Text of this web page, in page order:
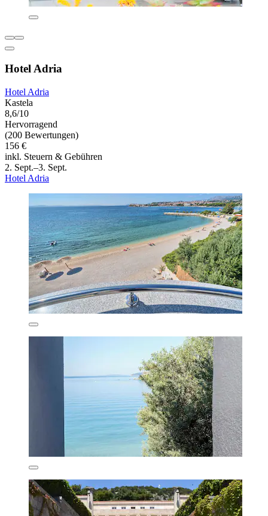
Hotel Adria
Hotel Adria
Kastela
8,6/10
Hervorragend
(200 Bewertungen)
156 €
inkl. Steuern & Gebühren
2. Sept.–3. Sept.
Hotel Adria